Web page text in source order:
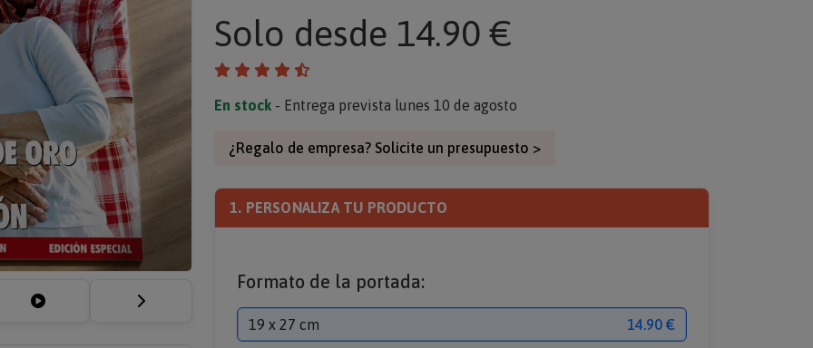
Solo desde 14.90 €
En stock - Entrega prevista lunes 10 de agosto
¿Regalo de empresa? Solicite un presupuesto >
1. PERSONALIZA TU PRODUCTO
Formato de la portada:
19 x 27 cm 14.90 €